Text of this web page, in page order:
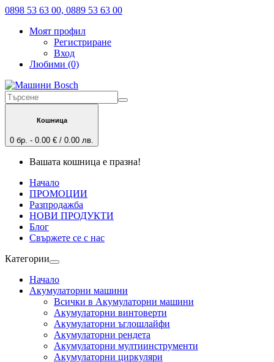
0898 53 63 00, 0889 53 63 00
Моят профил
Регистриране
Вход
Любими (0)
Кошница
0 бр. - 0.00 € / 0.00 лв.
Вашата кошница е празна!
Начало
ПРОМОЦИИ
Разпродажба
НОВИ ПРОДУКТИ
Блог
Свържете се с нас
Категории
Начало
Акумулаторни машини
Всички в Акумулаторни машини
Акумулаторни винтоверти
Акумулаторни ъглошлайфи
Акумулаторни рендета
Акумулаторни мултиинструменти
Акумулаторни циркуляри